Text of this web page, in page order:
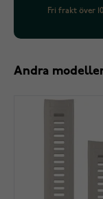
Fri frakt över
Andra